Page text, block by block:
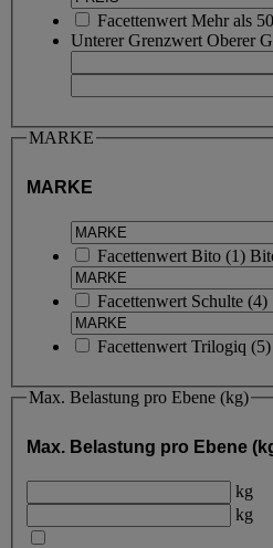
Facettenwert Mehr als
Unterer Grenzwert Oberer
MARKE
MARKE
Facettenwert Bito (1)
Facettenwert Schulte (4)
Facettenwert Trilogiq (5)
Max. Belastung pro Ebene (kg)
Max. Belastung pro Ebene
kg
kg